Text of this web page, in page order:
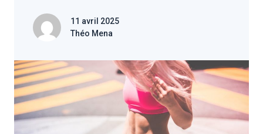
11 avril 2025
Théo Mena